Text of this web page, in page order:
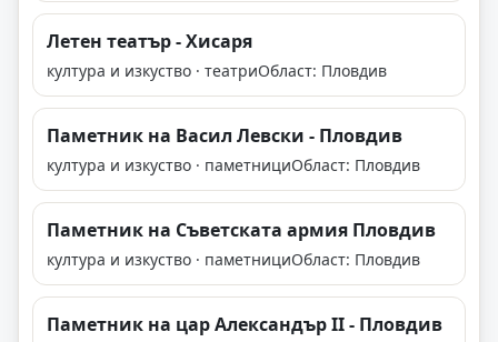
Летен театър - Хисаря
култура и изкуство · театриОбласт: Пловдив
Паметник на Васил Левски - Пловдив
култура и изкуство · паметнициОбласт: Пловдив
Паметник на Съветската армия Пловдив
култура и изкуство · паметнициОбласт: Пловдив
Паметник на цар Александър II - Пловдив